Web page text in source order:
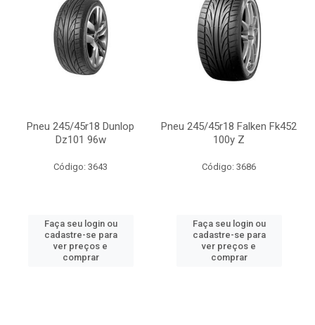
Pneu 245/45r18 Dunlop
Dz101 96w
Código: 3643
Faça seu login ou
cadastre-se para
ver preços e
comprar
Pneu 245/45r18 Falken Fk452
100y Z
Código: 3686
Faça seu login ou
cadastre-se para
ver preços e
comprar